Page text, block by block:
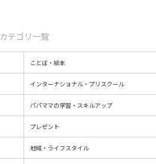
カテゴリ一覧
ことば・絵本
インターナショナル・プリスクール
パパママの学習・スキルアップ
プレゼント
地域・ライフスタイル